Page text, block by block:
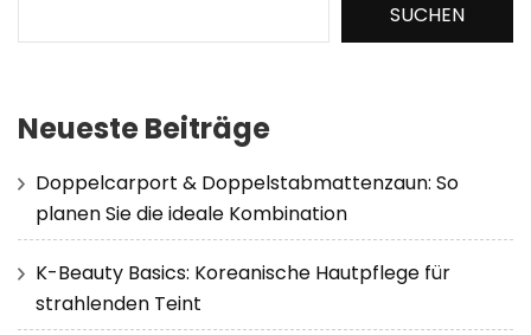
SUCHEN
Neueste Beiträge
Doppelcarport & Doppelstabmattenzaun: So
planen Sie die ideale Kombination
K-Beauty Basics: Koreanische Hautpflege für
strahlenden Teint